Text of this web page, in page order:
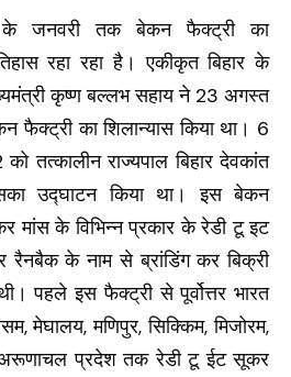
के जनवरी तक बेकन फैक्ट्री का
रहा रहा है। एकीकृत बिहार के
कृष्ण बल्लभ सहाय ने 23 अगस्त
फैक्ट्री का शिलान्यास किया था। 6
तत्कालीन राज्यपाल बिहार देवकांत
उद्घाटन किया था। इस बेकन
मांस के विभिन्न प्रकार के रेडी टू इट
रैनबैक के नाम से ब्रांडिंग कर बिक्री
पहले इस फैक्ट्री से पूर्वोत्तर भारत
मेघालय, मणिपुर, सिक्किम, मिजोरम,
अरूणाचल प्रदेश तक रेडी टू ईट सूकर